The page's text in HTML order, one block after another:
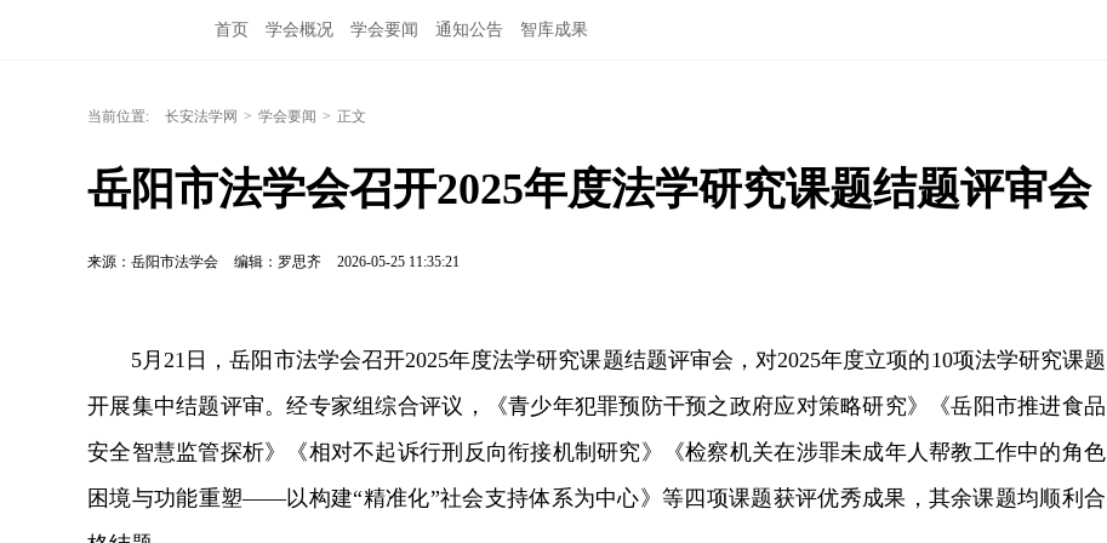
首页 学会概况 学会要闻 通知公告 智库成果
当前位置: 长安法学网 > 学会要闻 > 正文
岳阳市法学会召开2025年度法学研究课题结题评审会
来源：岳阳市法学会 编辑：罗思齐 2026-05-25 11:35:21
5月21日，岳阳市法学会召开2025年度法学研究课题结题评审会，对2025年度立项的10项法学研究课题
开展集中结题评审。经专家组综合评议，《青少年犯罪预防干预之政府应对策略研究》《岳阳市推进食品
安全智慧监管探析》《相对不起诉行刑反向衔接机制研究》《检察机关在涉罪未成年人帮教工作中的角色
困境与功能重塑——以构建“精准化”社会支持体系为中心》等四项课题获评优秀成果，其余课题均顺利合